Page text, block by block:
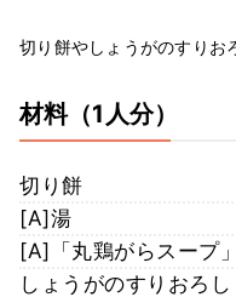
切り餅やしょうがのすりお
材料（1人分）
切り餅
[A]湯
[A]「丸鶏がらスープ」
しょうがのすりおろし